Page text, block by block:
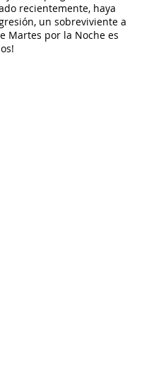
recientemente, haya
un sobreviviente a
Martes por la Noche es